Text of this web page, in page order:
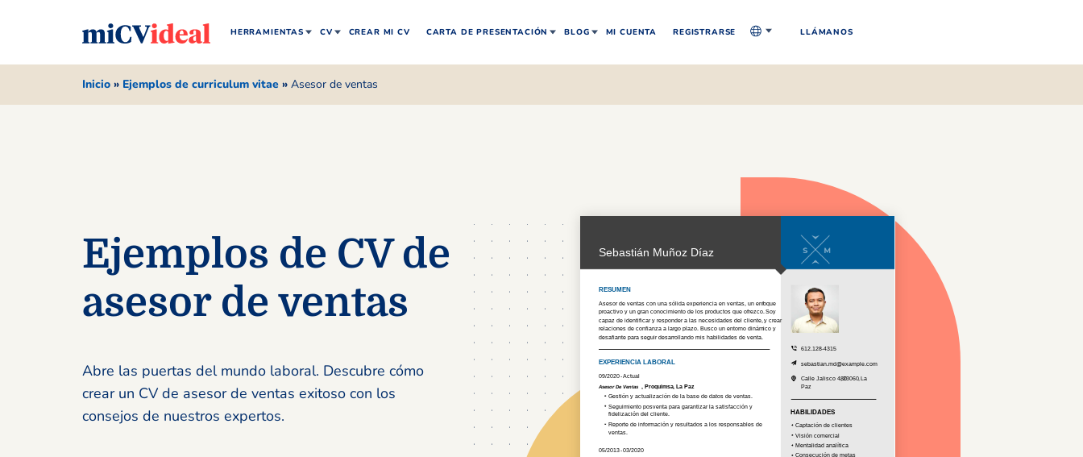
HERRAMIENTAS CV CREAR MI CV CARTA DE PRESENTACIÓN BLOG MI CUENTA REGISTRARSE LLÁMANOS
Inicio » Ejemplos de curriculum vitae » Asesor de ventas
Ejemplos de CV de
asesor de ventas
Abre las puertas del mundo laboral. Descubre cómo
crear un CV de asesor de ventas exitoso con los
consejos de nuestros expertos.